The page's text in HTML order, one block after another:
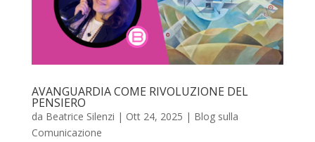
AVANGUARDIA COME RIVOLUZIONE DEL
PENSIERO
da Beatrice Silenzi | Ott 24, 2025 | Blog sulla
Comunicazione